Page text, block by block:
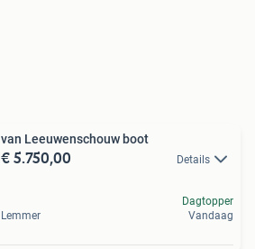
van Leeuwenschouw boot
€ 5.750,00 Details
Lemmer
Dagtopper
Vandaag